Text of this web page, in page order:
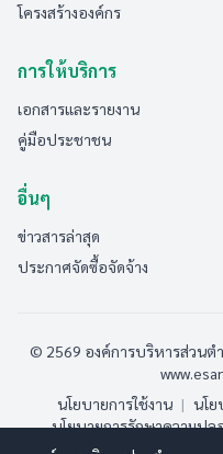
โครงสร้างองค์กร
การให้บริการ
เอกสารและรายงาน
คู่มือประชาชน
อื่นๆ
ข่าวสารล่าสุด
ประกาศจัดซื้อจัดจ้าง
© 2569 องค์การบริหารส่วน
นโยบายการใช้งาน | นโ
นโยบายการรักษาความปล